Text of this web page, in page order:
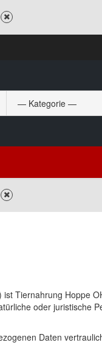
Tiernahrung Hoppe
oder juristische
Daten